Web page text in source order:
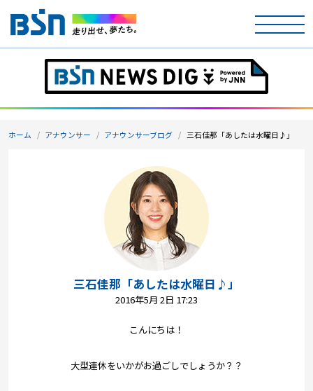
ホーム
テレビ
ラジオ
アナウンサー
イベント
ニュース
天気
ホーム アナウンサー アナウンサーブログ 三石佳那「あしたは水曜日♪」
三石佳那「あしたは水曜日♪」
2016年5月 2日 17:23
こんにちは！
大型連休をいかがお過ごしでしょうか？？